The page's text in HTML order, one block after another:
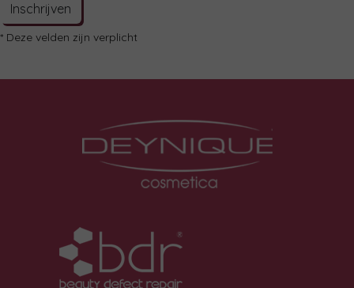
Inschrijven
* Deze velden zijn verplicht